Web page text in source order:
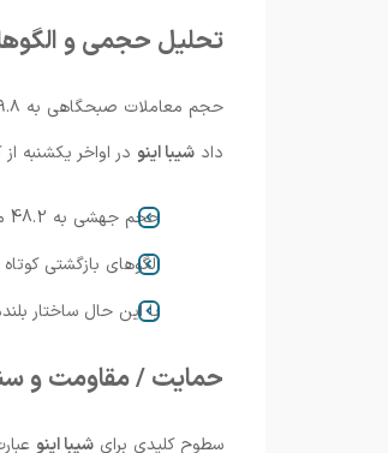
تحلیل حجمی و
داد شیبا اینو در اواخر یکشنبه از کف 0.00000957 دلار تا 0.00000971 دلار بازگشت قابل توجهی داشت که معادل رشد ۱.۴۶٪ بود و در دقایق پایانی
حجم جهشی به 48.2 میلیارد توکن هنگام شکست مقاومت 0.00000969 دلار ثبت شد.
الگوهای بازگشتی کوتاه مدت اهداف
با این حال ساختار بلندمدت نشان دهنده فاز نزولی
حمایت / مقاومت و
سطوح کلیدی برای شیبا اینو